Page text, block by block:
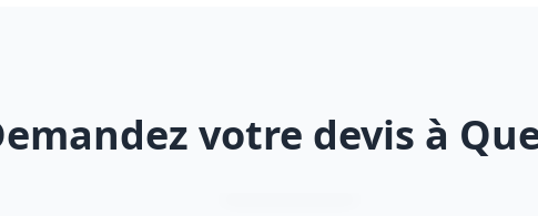
votre devis à